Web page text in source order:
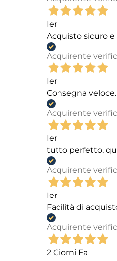
Ieri
Acquisto sicuro
Acquirente
Ieri
Consegna
Acquirente
Ieri
tutto perfetto,
Acquirente
Ieri
Facilità di
Acquirente
2 Giorni Fa